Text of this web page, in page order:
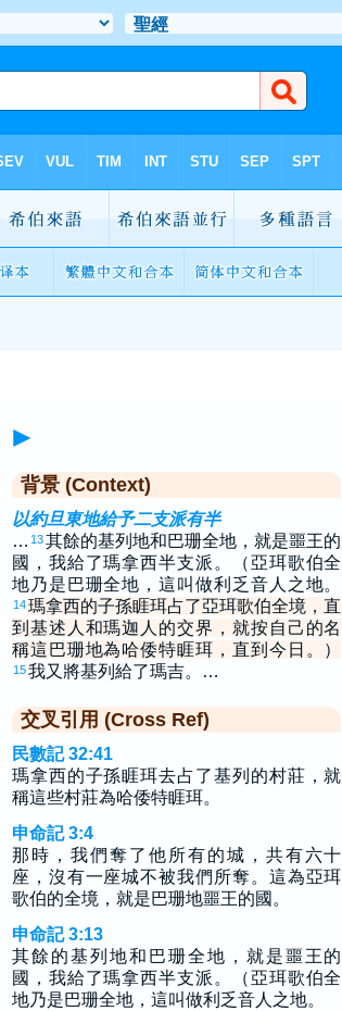
►
背景 (Context)
以約旦東地給予二支派有半
… 13其餘的基列地和巴珊全地，就是噩王的
國，我給了瑪拿西半支派。（亞珥歌伯全
地乃是巴珊全地，這叫做利乏音人之地。
14瑪拿西的子孫睚珥占了亞珥歌伯全境，直
到基述人和瑪迦人的交界，就按自己的名
稱這巴珊地為哈倭特睚珥，直到今日。）
15我又將基列給了瑪吉。…
交叉引用 (Cross Ref)
民數記 32:41
瑪拿西的子孫睚珥去占了基列的村莊，就
稱這些村莊為哈倭特睚珥。
申命記 3:4
那時，我們奪了他所有的城，共有六十
座，沒有一座城不被我們所奪。這為亞珥
歌伯的全境，就是巴珊地噩王的國。
申命記 3:13
其餘的基列地和巴珊全地，就是噩王的
國，我給了瑪拿西半支派。（亞珥歌伯全
地乃是巴珊全地，這叫做利乏音人之地。